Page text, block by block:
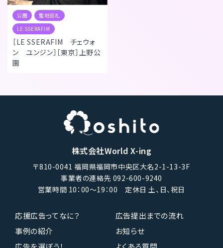
公園
聖地巡礼
LE SSERAFIM
［LE SSERAFIM チェウォ
ン ユンジン］［東京］上野公
園
株式会社World X-ing
〒810-0041 福岡県福岡市中央区大名2-1-13-3F
事業者の連絡先 092-600-9240
営業時間 10：00〜19：00 定休日 土、日、祝日
応援広告ってなに？
広告提出までの流れ
事例の紹介
お知らせ